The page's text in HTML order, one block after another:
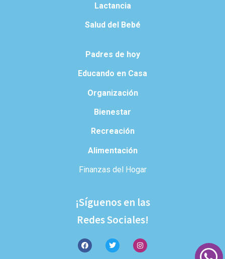
Lactancia
Salud del Bebé
Padres de hoy
Educando en Casa
Organización
Bienestar
Recreación
Alimentación
Finanzas del Hogar
¡Síguenos en las
Redes Sociales!